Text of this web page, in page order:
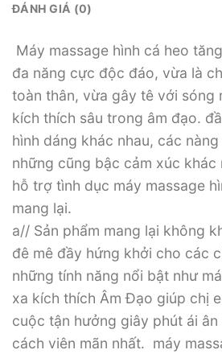
ĐÁNH GIÁ (0)
Máy massage hình cá heo
đa năng cực độc đáo, vừa là
toàn thân, vừa gây tê với sóng
kích thích sâu trong âm đạo.
hình dáng khác nhau, các
những cũng bậc cảm xúc khác
hỗ trợ tình dục máy massage
mang lại.
a// Sản phẩm mang lại không
đê mê đầy hứng khởi cho các
những tính năng nổi bật như
xa kích thích Âm Đạo giúp chị
cuộc tận hưởng giây phút ái
cách viên mãn nhất. máy